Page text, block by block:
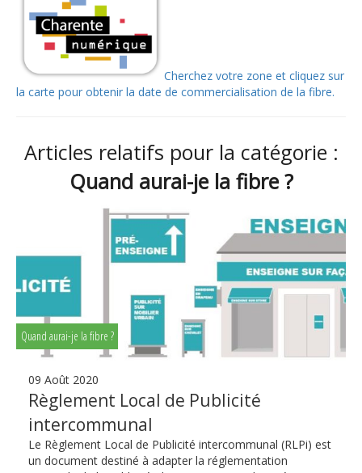
Cherchez votre zone et cliquez sur
la carte pour obtenir la date de commercialisation de la fibre.
Articles relatifs pour la catégorie :
Quand aurai-je la fibre ?
Quand aurai-je la fibre ?
09 Août 2020
Règlement Local de Publicité
intercommunal
Le Règlement Local de Publicité intercommunal (RLPi) est
un document destiné à adapter la réglementation